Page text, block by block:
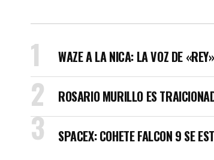
WAZE A LA NICA: LA VOZ DE
ROSARIO MURILLO ES
SPACEX: COHETE FALCON 9 SE